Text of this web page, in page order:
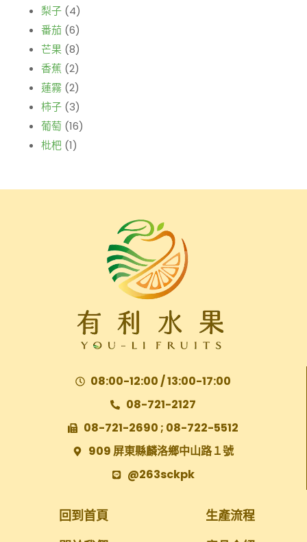
梨子 (4)
番茄 (6)
芒果 (8)
香蕉 (2)
蓮霧 (2)
柿子 (3)
葡萄 (16)
枇杷 (1)
08:00-12:00 / 13:00-17:00
08-721-2127
08-721-2690 ; 08-722-5512
909 屏東縣麟洛鄉中山路１號
@263sckpk
回到首頁
生產流程